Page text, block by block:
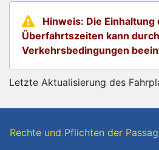
Hinweis: Die Einhaltung
Überfahrtszeiten kann
Verkehrsbedingungen
Letzte Aktualisierung des
Rechte und Pflichten der